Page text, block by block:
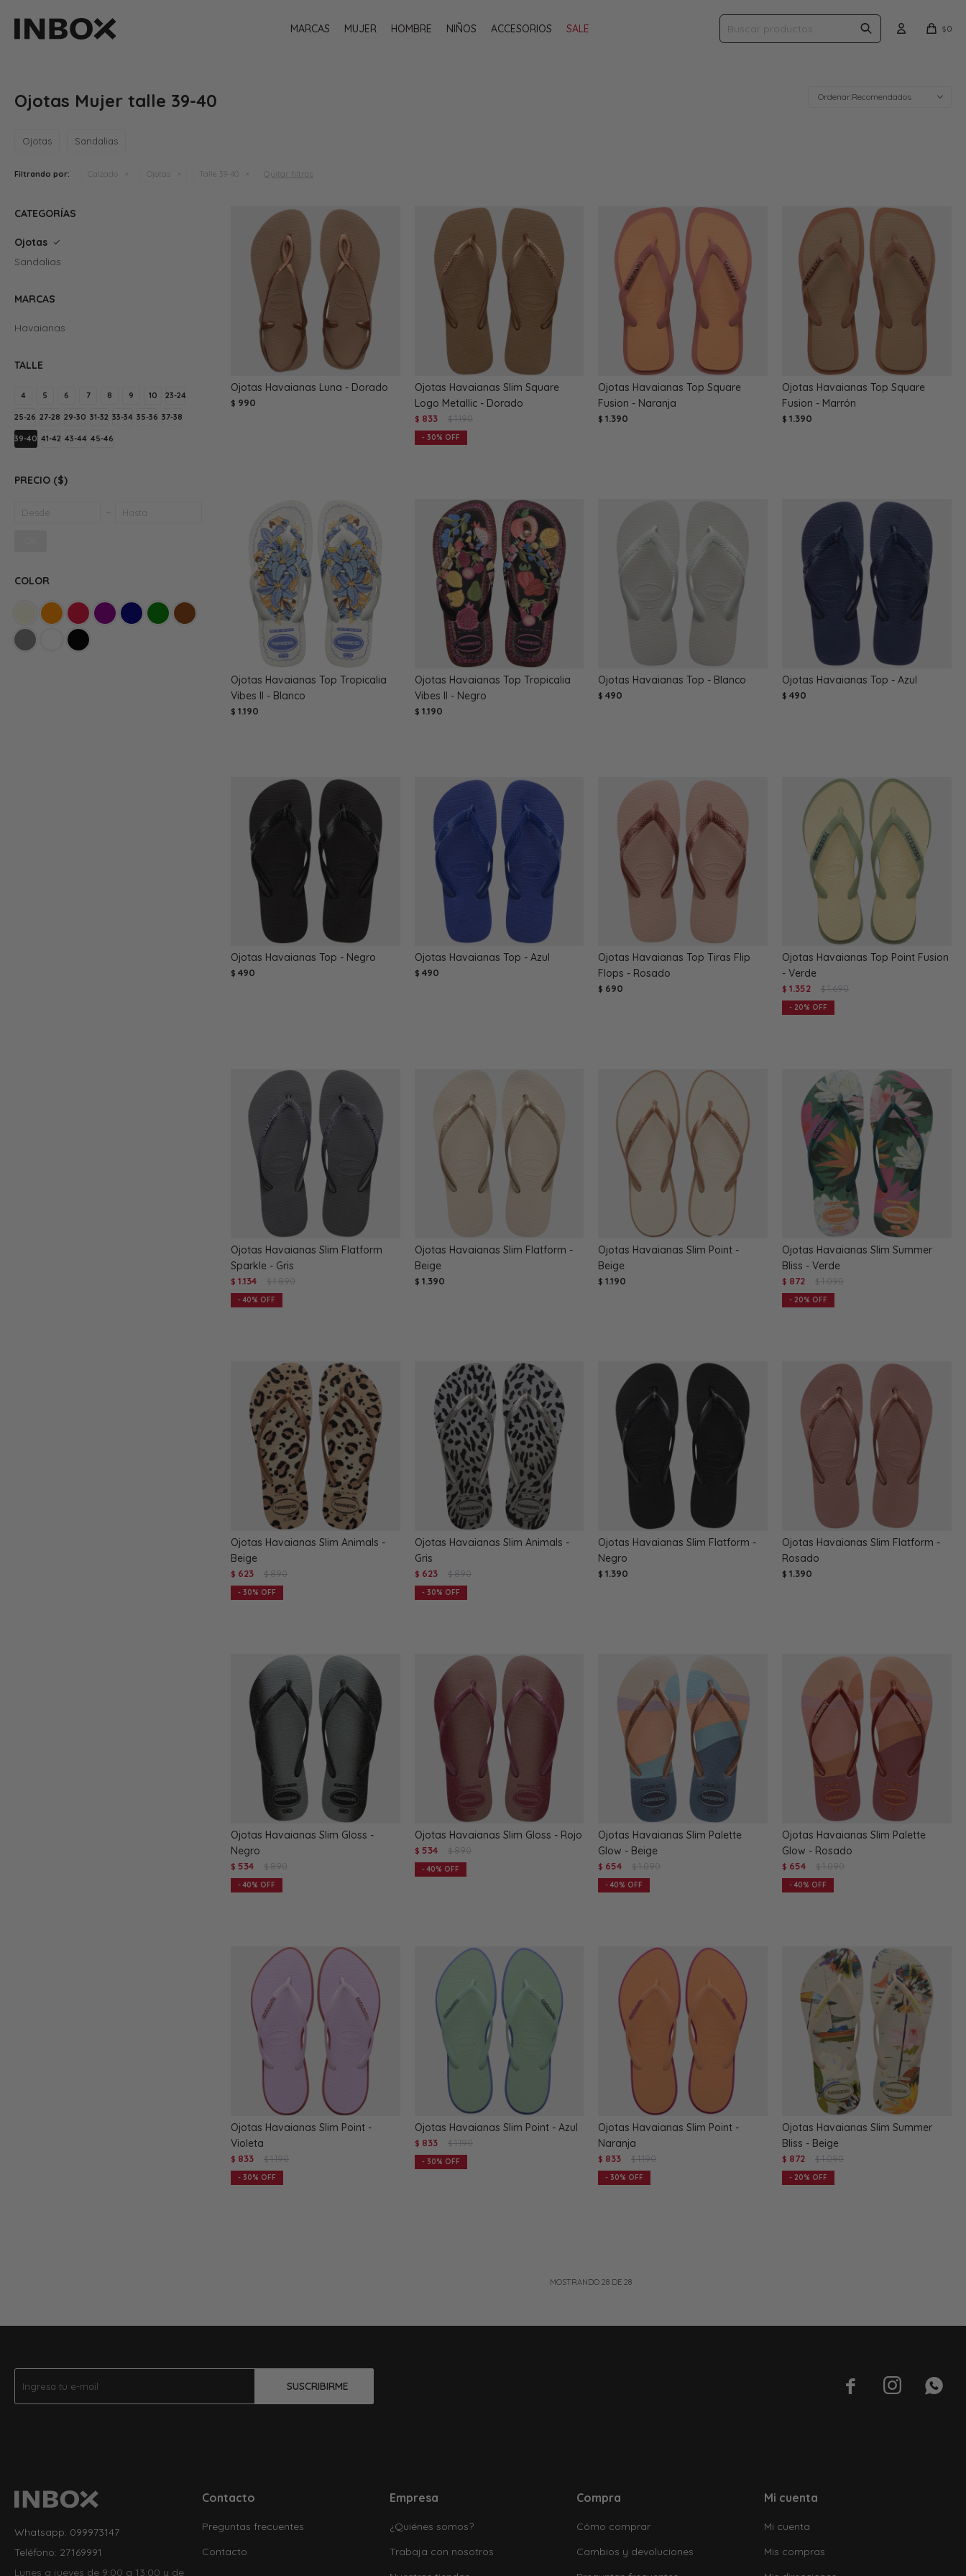
MARCAS MUJER HOMBRE NIÑOS ACCESORIOS SALE $0
Ojotas Mujer talle 39-40 Recomendados
Ojotas Sandalias
Filtrando por: Calzado Ojotas Talle 39-40 Quitar filtros
Ojotas Havaianas Luna - Dorado
$ 990
Ojotas Havaianas Slim Square
Logo Metallic - Dorado
$ 833 $ 1.190
30
Ojotas Havaianas Top Square
Fusion - Naranja
$ 1.390
Ojotas Havaianas Top Square
Fusion - Marrón
$ 1.390
Ojotas Havaianas Top Tropicalia
Vibes II - Blanco
$ 1.190
Ojotas Havaianas Top Tropicalia
Vibes II - Negro
$ 1.190
Ojotas Havaianas Top - Blanco
$ 490
Ojotas Havaianas Top - Azul
$ 490
Ojotas Havaianas Top - Negro
$ 490
Ojotas Havaianas Top - Azul
$ 490
Ojotas Havaianas Top Tiras Flip
Flops - Rosado
$ 690
Ojotas Havaianas Top Point Fusion
- Verde
$ 1.352 $ 1.690
20
Ojotas Havaianas Slim Flatform
Sparkle - Gris
$ 1.134 $ 1.890
40
Ojotas Havaianas Slim Flatform -
Beige
$ 1.390
Ojotas Havaianas Slim Point -
Beige
$ 1.190
Ojotas Havaianas Slim Summer
Bliss - Verde
$ 872 $ 1.090
20
Ojotas Havaianas Slim Animals -
Beige
$ 623 $ 890
30
Ojotas Havaianas Slim Animals -
Gris
$ 623 $ 890
30
Ojotas Havaianas Slim Flatform -
Negro
$ 1.390
Ojotas Havaianas Slim Flatform -
Rosado
$ 1.390
Ojotas Havaianas Slim Gloss -
Negro
$ 534 $ 890
40
Ojotas Havaianas Slim Gloss - Rojo
$ 534 $ 890
40
Ojotas Havaianas Slim Palette
Glow - Beige
$ 654 $ 1.090
40
Ojotas Havaianas Slim Palette
Glow - Rosado
$ 654 $ 1.090
40
Ojotas Havaianas Slim Point -
Violeta
$ 833 $ 1.190
30
Ojotas Havaianas Slim Point - Azul
$ 833 $ 1.190
30
Ojotas Havaianas Slim Point -
Naranja
$ 833 $ 1.190
30
Ojotas Havaianas Slim Summer
Bliss - Beige
$ 872 $ 1.090
20
MOSTRANDO28 DE28
CATEGORÍAS
Ojotas
Sandalias
MARCAS
Havaianas
TALLE
4 5 6 7 8 9 10 23-24
25-26 27-28 29-30 31-32 33-34 35-36 37-38
39-40 41-42 43-44 45-46
PRECIO ($)
COLOR
SUSCRIBIRME   
Whatsapp: 099973147
Teléfono: 27169991
Lunes a jueves de 9:00 a 13:00 y de
Contacto
Preguntas frecuentes
Contacto
Empresa
¿Quiénes somos?
Trabaja con nosotros
Compra
Cómo comprar
Cambios y devoluciones
Mi cuenta
Mi cuenta
Mis compras